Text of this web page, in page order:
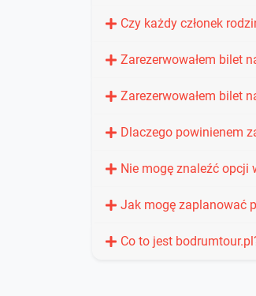
Czy każdy członek
Zarezerwowałem bilet
Zarezerwowałem bilet
Dlaczego powinienem
Nie mogę znaleźć opcji
Jak mogę zaplanować
Co to jest